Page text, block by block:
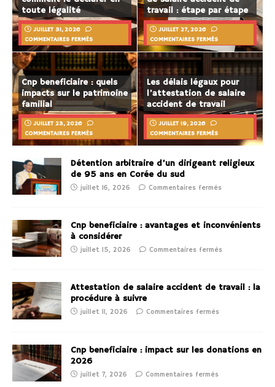
toute légalité
JUILLET 31, 2026
COMMENTAIRES FERMÉS
travail : étape par étape
JUILLET 27, 2026
COMMENTAIRES FERMÉS
Cnp beneficiaire : quels
impacts sur le patrimoine
familial
JUILLET 23, 2026
COMMENTAIRES FERMÉS
Les délais légaux pour
l’attestation de salaire
accident de travail
JUILLET 19, 2026
COMMENTAIRES FERMÉS
Détention arbitraire d’un dirigeant religieux
de 95 ans en Corée du sud
juillet 16, 2026 Commentaires fermés
Cnp beneficiaire : avantages et inconvénients
à considérer
juillet 15, 2026 Commentaires fermés
Attestation de salaire accident de travail : la
procédure à suivre
juillet 11, 2026 Commentaires fermés
Cnp beneficiaire : impact sur les donations en
2026
juillet 7, 2026 Commentaires fermés